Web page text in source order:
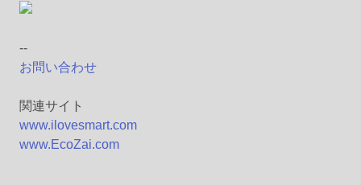
--
お問い合わせ
関連サイト
www.ilovesmart.com
www.EcoZai.com